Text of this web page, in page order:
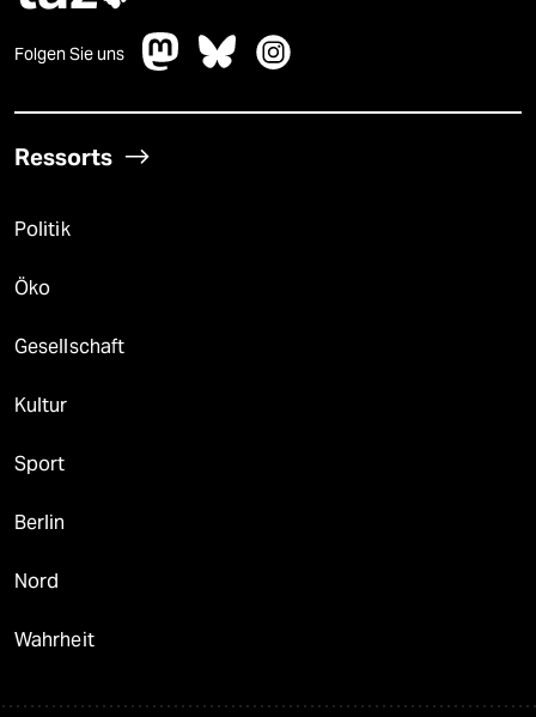
Folgen Sie uns
Ressorts
Politik
Öko
Gesellschaft
Kultur
Sport
Berlin
Nord
Wahrheit